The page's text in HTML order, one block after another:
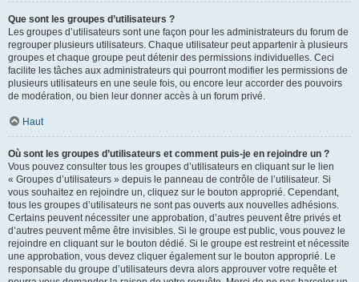
Que sont les groupes d’utilisateurs ?
Les groupes d’utilisateurs sont une façon pour les administrateurs du forum de
regrouper plusieurs utilisateurs. Chaque utilisateur peut appartenir à plusieurs
groupes et chaque groupe peut détenir des permissions individuelles. Ceci
facilite les tâches aux administrateurs qui pourront modifier les permissions de
plusieurs utilisateurs en une seule fois, ou encore leur accorder des pouvoirs
de modération, ou bien leur donner accès à un forum privé.
Haut
Où sont les groupes d’utilisateurs et comment puis-je en rejoindre un ?
Vous pouvez consulter tous les groupes d’utilisateurs en cliquant sur le lien
« Groupes d’utilisateurs » depuis le panneau de contrôle de l’utilisateur. Si
vous souhaitez en rejoindre un, cliquez sur le bouton approprié. Cependant,
tous les groupes d’utilisateurs ne sont pas ouverts aux nouvelles adhésions.
Certains peuvent nécessiter une approbation, d’autres peuvent être privés et
d’autres peuvent même être invisibles. Si le groupe est public, vous pouvez le
rejoindre en cliquant sur le bouton dédié. Si le groupe est restreint et nécessite
une approbation, vous devez cliquer également sur le bouton approprié. Le
responsable du groupe d’utilisateurs devra alors approuver votre requête et